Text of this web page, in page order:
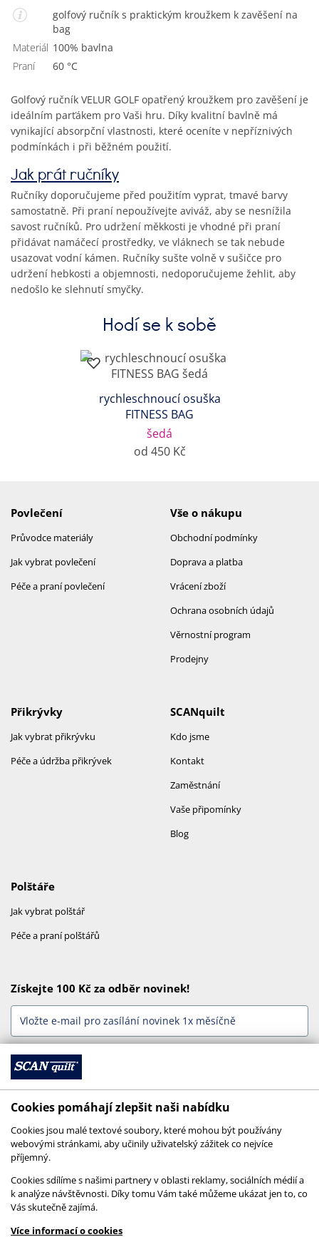
golfový ručník s praktickým kroužkem k zavěšení na
bag
Materiál
100% bavlna
Praní
60 °C
Golfový ručník VELUR GOLF opatřený kroužkem pro zavěšení je
ideálním parťákem pro Vaši hru. Díky kvalitní bavlně má
vynikající absorpční vlastnosti, které oceníte v nepříznivých
podmínkách i při běžném použití.
Jak prát ručníky
Ručníky doporučujeme před použitím vyprat, tmavé barvy
samostatně. Při praní nepoužívejte aviváž, aby se nesnížila
savost ručníků. Pro udržení měkkosti je vhodné při praní
přidávat namáčecí prostředky, ve vláknech se tak nebude
usazovat vodní kámen. Ručníky sušte volně v sušičce pro
udržení hebkosti a objemnosti, nedoporučujeme žehlit, aby
nedošlo ke slehnutí smyčky.
Hodí se k sobě
rychleschnoucí osuška
FITNESS BAG
šedá
od 450 Kč
Povlečení
Průvodce materiály
Jak vybrat povlečení
Péče a praní povlečení
Vše o nákupu
Obchodní podmínky
Doprava a platba
Vrácení zboží
Ochrana osobních údajů
Věrnostní program
Prodejny
SCANquilt
Kdo jsme
Kontakt
Zaměstnání
Vaše připomínky
Blog
Přikrývky
Jak vybrat přikrývku
Péče a údržba přikrývek
Polštáře
Jak vybrat polštář
Péče a praní polštářů
Získejte 100 Kč za odběr novinek!
Jsme online
Cookies pomáhají zlepšit naši nabídku
Cookies jsou malé textové soubory, které mohou být používány
webovými stránkami, aby učinily uživatelský zážitek co nejvíce
příjemný.
Cookies sdílíme s našimi partnery v oblasti reklamy, sociálních médií a
k analýze návštěvnosti. Díky tomu Vám také můžeme ukázat jen to, co
Vás skutečně zajímá.
Více informací o cookies